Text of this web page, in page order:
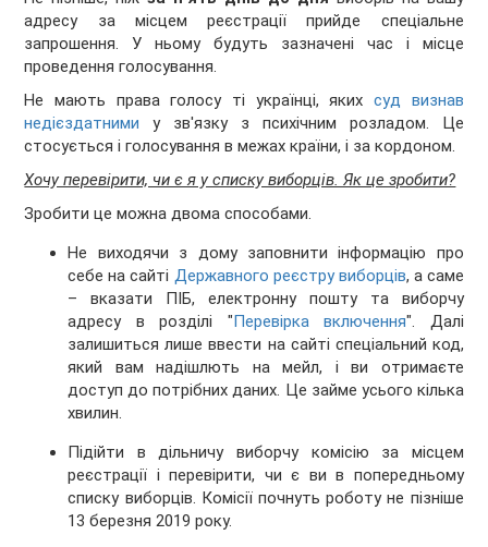
адресу за місцем реєстрації прийде спеціальне
запрошення. У ньому будуть зазначені час і місце
проведення голосування.
Не мають права голосу ті українці, яких суд визнав
недієздатними у зв'язку з психічним розладом. Це
стосується і голосування в межах країни, і за кордоном.
Хочу перевірити, чи є я у списку виборців. Як це зробити?
Зробити це можна двома способами.
Не виходячи з дому заповнити інформацію про
себе на сайті Державного реєстру виборців, а саме
– вказати ПІБ, електронну пошту та виборчу
адресу в розділі "Перевірка включення". Далі
залишиться лише ввести на сайті спеціальний код,
який вам надішлють на мейл, і ви отримаєте
доступ до потрібних даних. Це займе усього кілька
хвилин.
Підійти в дільничу виборчу комісію за місцем
реєстрації і перевірити, чи є ви в попередньому
списку виборців. Комісії почнуть роботу не пізніше
13 березня 2019 року.